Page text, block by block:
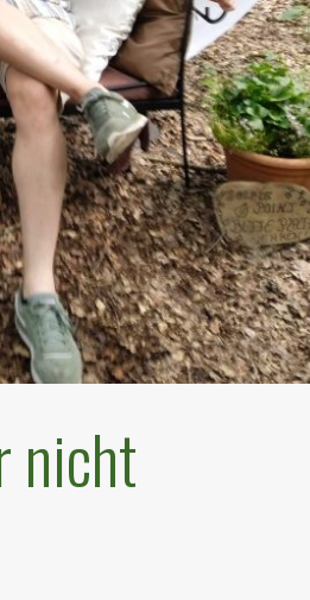
nicht